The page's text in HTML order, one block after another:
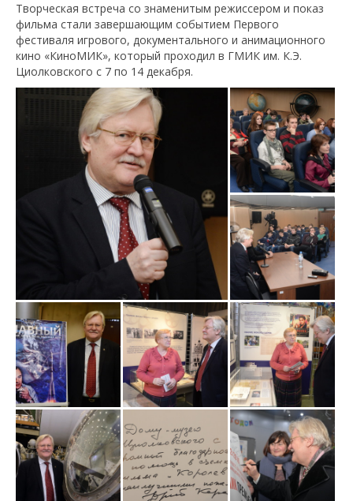
Творческая встреча со знаменитым режиссером и показ
фильма стали завершающим событием Первого
фестиваля игрового, документального и анимационного
кино «КиноМИК», который проходил в ГМИК им. К.Э.
Циолковского с 7 по 14 декабря.